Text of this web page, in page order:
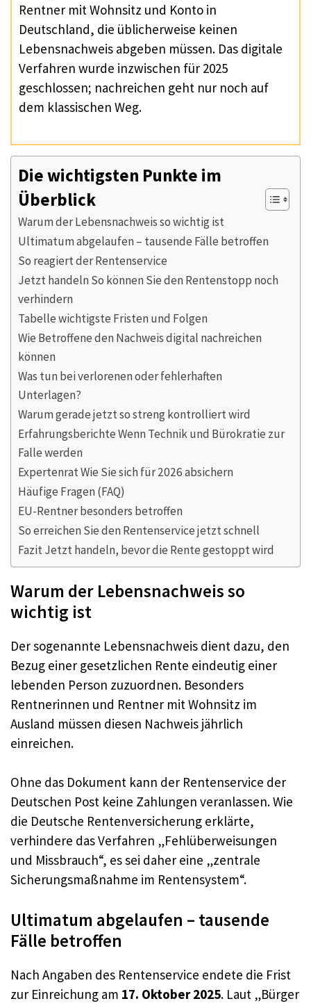
Rentner mit Wohnsitz und Konto in
Deutschland, die üblicherweise keinen
Lebensnachweis abgeben müssen. Das digitale
Verfahren wurde inzwischen für 2025
geschlossen; nachreichen geht nur noch auf
dem klassischen Weg.
Die wichtigsten Punkte im
Überblick
Warum der Lebensnachweis so wichtig ist
Ultimatum abgelaufen – tausende Fälle betroffen
So reagiert der Rentenservice
Jetzt handeln So können Sie den Rentenstopp noch
verhindern
Tabelle wichtigste Fristen und Folgen
Wie Betroffene den Nachweis digital nachreichen
können
Was tun bei verlorenen oder fehlerhaften
Unterlagen?
Warum gerade jetzt so streng kontrolliert wird
Erfahrungsberichte Wenn Technik und Bürokratie zur
Falle werden
Expertenrat Wie Sie sich für 2026 absichern
Häufige Fragen (FAQ)
EU-Rentner besonders betroffen
So erreichen Sie den Rentenservice jetzt schnell
Fazit Jetzt handeln, bevor die Rente gestoppt wird
Warum der Lebensnachweis so
wichtig ist
Der sogenannte Lebensnachweis dient dazu, den
Bezug einer gesetzlichen Rente eindeutig einer
lebenden Person zuzuordnen. Besonders
Rentnerinnen und Rentner mit Wohnsitz im
Ausland müssen diesen Nachweis jährlich
einreichen.
Ohne das Dokument kann der Rentenservice der
Deutschen Post keine Zahlungen veranlassen. Wie
die Deutsche Rentenversicherung erklärte,
verhindere das Verfahren „Fehlüberweisungen
und Missbrauch“, es sei daher eine „zentrale
Sicherungsmaßnahme im Rentensystem“.
Ultimatum abgelaufen – tausende
Fälle betroffen
Nach Angaben des Rentenservice endete die Frist
zur Einreichung am 17. Oktober 2025. Laut „Bürger